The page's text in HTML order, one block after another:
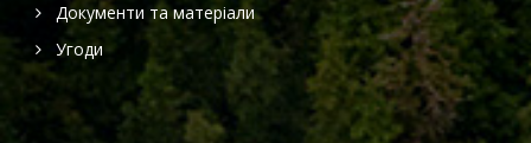
Документи та матеріали
Угоди